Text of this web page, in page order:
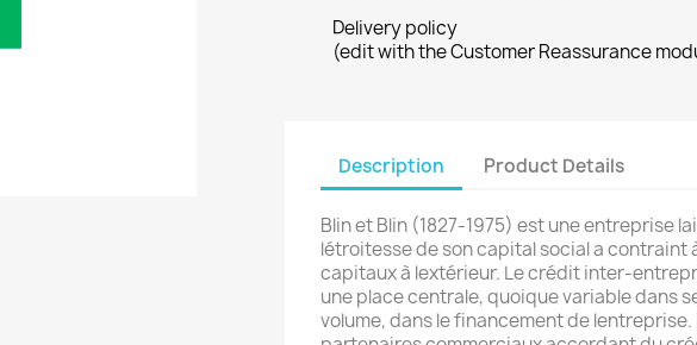
Delivery policy
(edit with the Customer Reassurance
Description Product Details
Blin et Blin (1827-1975) est une entreprise
létroitesse de son capital social a contraint
capitaux à lextérieur. Le crédit inter-
une place centrale, quoique variable dans
volume, dans le financement de lentreprise.